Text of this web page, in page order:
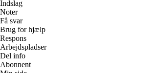
Indslag
Noter
Få svar
Brug for hjælp
Respons
Arbejdspladser
Del info
Abonnent